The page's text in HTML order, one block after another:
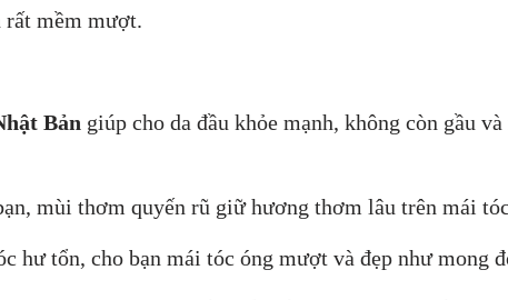
rất mềm mượt.
Bản giúp cho da đầu khỏe mạnh, không còn gầu
mùi thơm quyến rũ giữ hương thơm lâu trên mái
hư tổn, cho bạn mái tóc óng mượt và đẹp như mong